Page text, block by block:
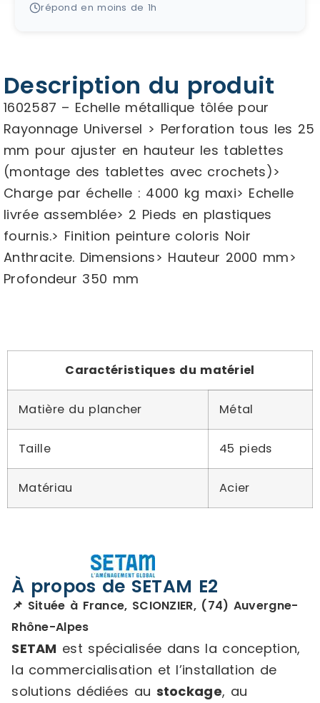
répond en moins de 1h
Description du produit
1602587 – Echelle métallique tôlée pour
Rayonnage Universel > Perforation tous les 25
mm pour ajuster en hauteur les tablettes
(montage des tablettes avec crochets)>
Charge par échelle : 4000 kg maxi> Echelle
livrée assemblée> 2 Pieds en plastiques
fournis.> Finition peinture coloris Noir
Anthracite. Dimensions> Hauteur 2000 mm>
Profondeur 350 mm
Caractéristiques du matériel
Matière du plancher Métal
Taille 45 pieds
Matériau Acier
À propos de SETAM E2
📌 Située à France, SCIONZIER, (74) Auvergne-
Rhône-Alpes
SETAM est spécialisée dans la conception,
la commercialisation et l’installation de
solutions dédiées au stockage, au